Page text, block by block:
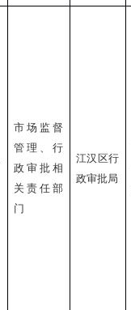
市场监督
管理、行
政审批相
关责任部
门
江汉区行
政审批局